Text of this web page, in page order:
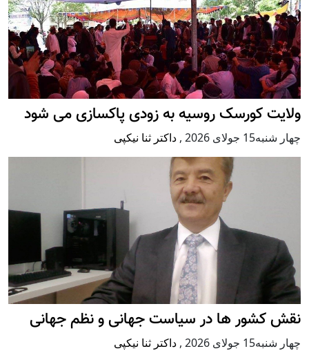
ولایت کورسک روسیه به زودی پاکسازی می شود
چهار شنبه15 جولای 2026 , داکتر ثنا نیکپی
نقش کشور ها در سیاست جهانی و نظم جهانی
چهار شنبه15 جولای 2026 , داکتر ثنا نیکپی